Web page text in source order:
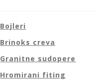
Bojleri
Brinoks creva
Granitne sudopere
Hromirani fiting